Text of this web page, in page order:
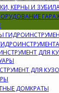
КЕРНЫ И
ДЛЯ